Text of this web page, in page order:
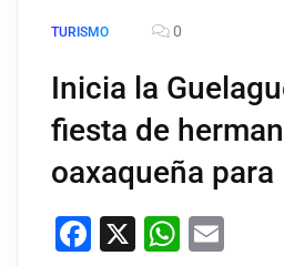
TURISMO 0
Inicia la
fiesta de
oaxaqueña
Facebook
X